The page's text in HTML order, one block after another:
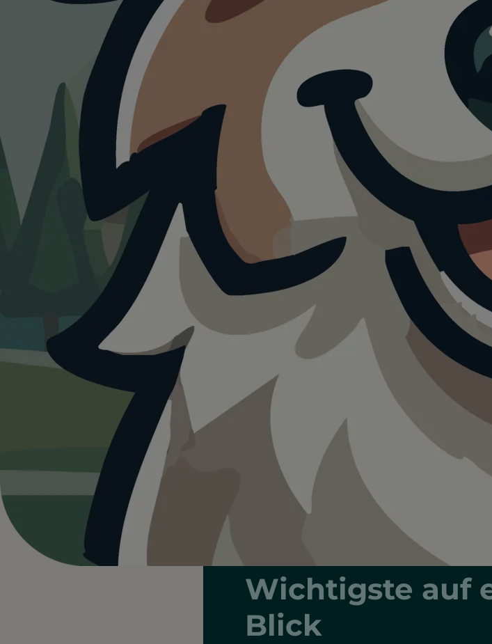
Fliegen mit Hund – Alle
Hunde im Flugzeug
07.02.2025
Fliegen mit Hund – Alle Regeln & Tipps für Hunde im Flugzeug
Hund im Zug
mitnehmen - das
Wichtigste auf
Blick